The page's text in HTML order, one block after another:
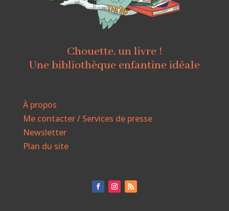
Chouette, un livre !
Une bibliothèque enfantine idéale
À propos
Me contacter / Services de presse
Newsletter
Plan du site